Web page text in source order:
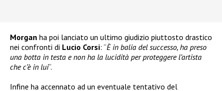
Morgan ha poi lanciato un ultimo giudizio piuttosto drastico
nei confronti di Lucio Corsi: “È in balia del successo, ha preso
una botta in testa e non ha la lucidità per proteggere l’artista
che c’è in lui“.
Infine ha accennato ad un eventuale tentativo del